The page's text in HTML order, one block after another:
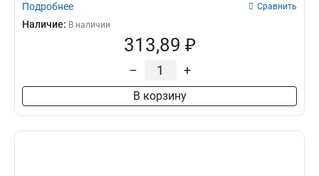
Подробнее Сравнить
Наличие: В наличии
313,89 ₽
– +
В корзину